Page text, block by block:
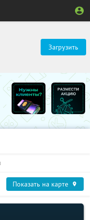
Загрузить
Показать на карте